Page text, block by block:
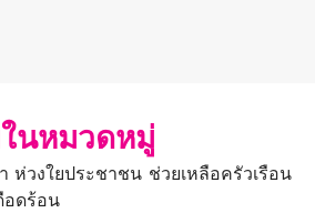
นหมวดหมู่
ห่วงใยประชาชน ช่วยเหลือครัวเรือน
อดร้อน